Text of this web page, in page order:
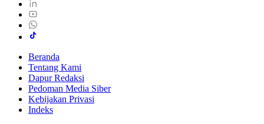
Beranda
Tentang Kami
Dapur Redaksi
Pedoman Media Siber
Kebijakan Privasi
Indeks